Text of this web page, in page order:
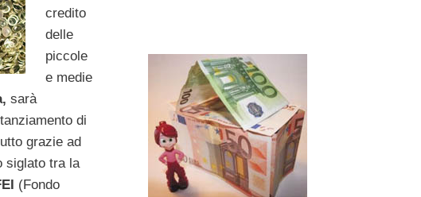
credito
delle
piccole
e medie
sarà
di
grazie ad
siglato tra la
(Fondo